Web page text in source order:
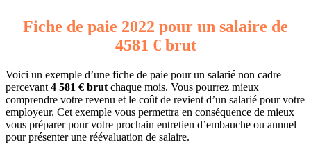
Fiche de paie 2022 pour un salaire de
4581 € brut
Voici un exemple d’une fiche de paie pour un salarié non cadre
percevant 4 581 € brut chaque mois. Vous pourrez mieux
comprendre votre revenu et le coût de revient d’un salarié pour votre
employeur. Cet exemple vous permettra en conséquence de mieux
vous préparer pour votre prochain entretien d’embauche ou annuel
pour présenter une réévaluation de salaire.